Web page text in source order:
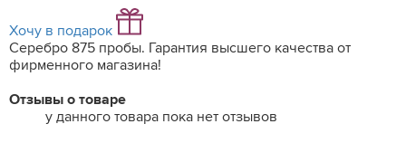
Хочу в подарок
Серебро 875 пробы. Гарантия высшего качества от
фирменного магазина!
Отзывы о товаре
у данного товара пока нет отзывов